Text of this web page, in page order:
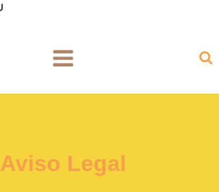
Aviso Legal